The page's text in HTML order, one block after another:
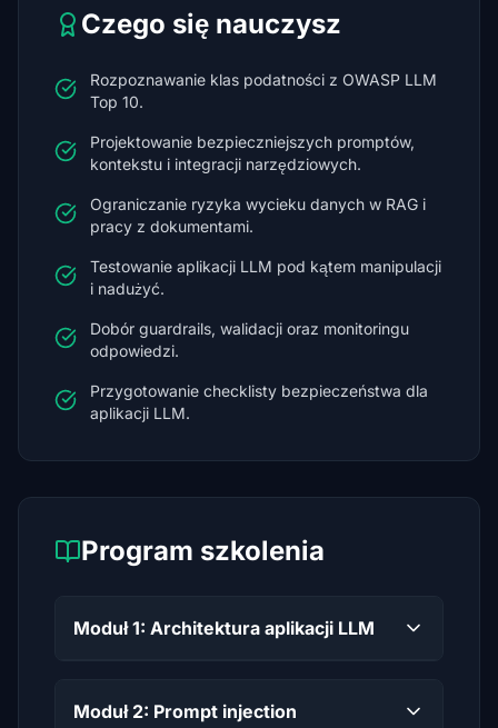
Czego się nauczysz
Rozpoznawanie klas podatności z OWASP LLM
Top 10.
Projektowanie bezpieczniejszych promptów,
kontekstu i integracji narzędziowych.
Ograniczanie ryzyka wycieku danych w RAG i
pracy z dokumentami.
Testowanie aplikacji LLM pod kątem manipulacji
i nadużyć.
Dobór guardrails, walidacji oraz monitoringu
odpowiedzi.
Przygotowanie checklisty bezpieczeństwa dla
aplikacji LLM.
Program szkolenia
Moduł 1: Architektura aplikacji LLM
Moduł 2: Prompt injection